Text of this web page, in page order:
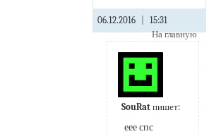
06.12.2016
15:31
На главную
SouRat пишет:
еее спс